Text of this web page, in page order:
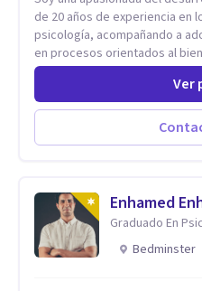
de 20 años de experiencia en
psicología, acompañando a
en procesos orientados al
mental. Mi visión es contribuir, a través de mi trabajo, a que
las personas accedan a una
sentido. Considero que esto
desarrollamos una mayor
interior y de la manera en
basado en la comprensión, la
ritmo de cada persona.
de la psicología con un
ayudar a mis clientes a
Ver
Enhamed
Graduado En
Bedminster